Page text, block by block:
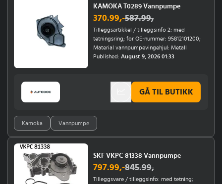
KAMOKA T0289 Vannpumpe
370.99,-587.99,
Tilleggsartikkel / tilleggsinfo 2: med
tetningsring; for OE-nummer: 95812101200;
Material vannpumpevingehjul: Metall
Published: August 9, 2026 01:33
Kamoka Vannpumpe
GÅ TIL BUTIKK
SKF VKPC 81338 Vannpumpe
797.99,-845.99,
Tilleggsvare / tilleggsinfo: med tetning;